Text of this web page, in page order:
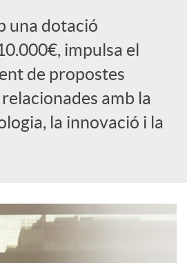
una dotació
impulsa el
de propostes
amb la
la innovació i la